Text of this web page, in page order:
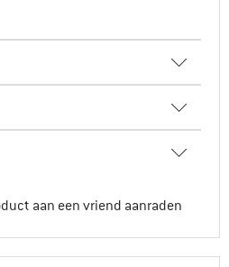
aan een vriend aanraden